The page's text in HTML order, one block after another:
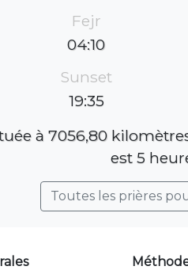
Fejr
04:10
Sunset
19:35
à 7056,80
est 5
Toutes les prières